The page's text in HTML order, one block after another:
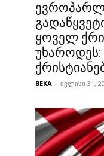
ყოველ
უხაროდეს:
BEKA - ივლისი 31,